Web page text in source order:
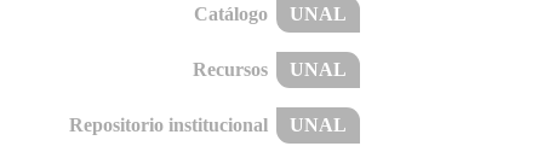
Catálogo UNAL
Recursos UNAL
Repositorio institucional UNAL